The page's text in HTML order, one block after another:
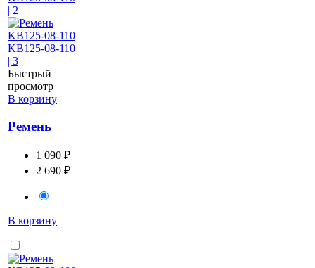
Быстрый
просмотр
В корзину
Ремень
1 090 ₽
2 690 ₽
В корзину